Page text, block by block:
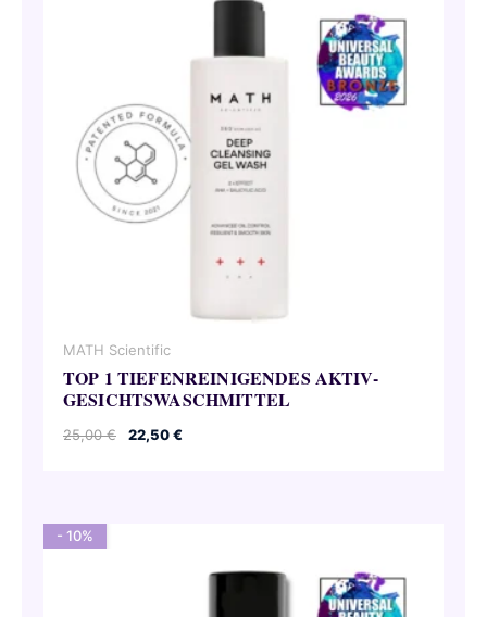
MATH Scientific
TOP 1 TIEFENREINIGENDES AKTIV-
GESICHTSWASCHMITTEL
25,00€
Ursprünglicher
22,50€Aktueller
- 10%